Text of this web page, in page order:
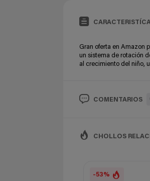
Gran oferta en Amazon
un sistema de rotación
al crecimiento del niño,
COMENTARIOS
CHOLLOS
-53%